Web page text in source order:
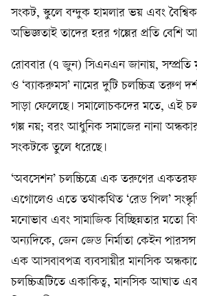
সংকট, স্কুলে বন্দুক হামলার ভয় এবং বৈশ্বিক
অভিজ্ঞতাই তাদের হরর গল্পের প্রতি বেশি
রোববার (৭ জুন) সিএনএন জানায়, সম্প্রতি
ও ‘ব্যাকরুমস’ নামের দুটি চলচ্চিত্র তরুণ
সাড়া ফেলেছে। সমালোচকদের মতে, এই
গল্প নয়; বরং আধুনিক সমাজের নানা
সংকটকে তুলে ধরেছে।
‘অবসেশন’ চলচ্চিত্রে এক তরুণের একতরফা
এগোলেও এতে তথাকথিত ‘রেড পিল’
মনোভাব এবং সামাজিক বিচ্ছিন্নতার মতো
অন্যদিকে, জেন জেড নির্মাতা কেইন
এক আসবাবপত্র ব্যবসায়ীর মানসিক
চলচ্চিত্রটিতে একাকিত্ব, মানসিক আঘাত